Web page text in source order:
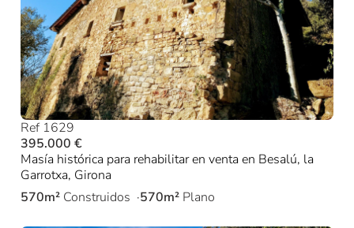
Ref 1629
395.000 €
Masía histórica para rehabilitar en venta en Besalú, la
Garrotxa, Girona
570m² Construidos 570m² Plano